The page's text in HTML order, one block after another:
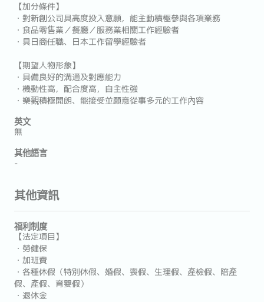
【加分條件】
・對新創公司具高度投入意願，能主動積極參與各項業務
・食品零售業／餐廳／服務業相關工作經驗者
・具日商任職、日本工作留學經驗者
【期望人物形象】
・具備良好的溝通及對應能力
・機動性高，配合度高，自主性強
・樂觀積極開朗、能接受並願意從事多元的工作內容
英文
無
其他語言
-
其他資訊
福利制度
【法定項目】
・勞健保
・加班費
・各種休假（特別休假、婚假、喪假、生理假、產檢假、陪產
假、產假、育嬰假）
・退休金